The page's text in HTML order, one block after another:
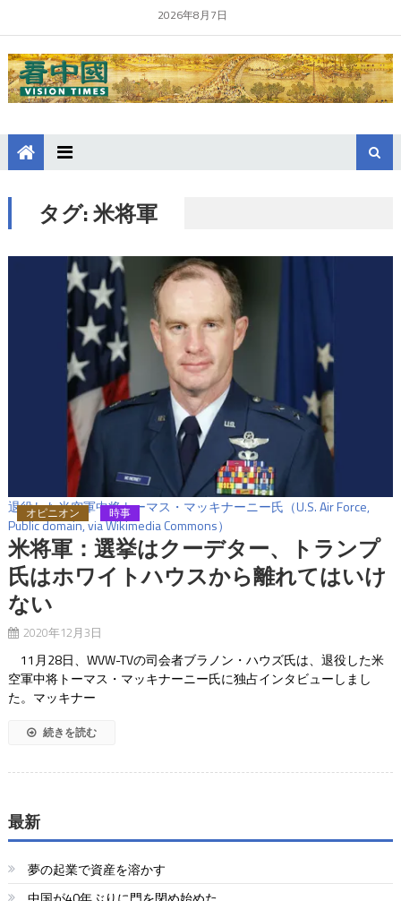
2026年8月7日
タグ:米将軍
退役した米空軍中将トーマス・マッキナーニー氏（U.S. Air Force,
Public domain, via Wikimedia Commons）
オピニオン 時事
米将軍：選挙はクーデター、トランプ
氏はホワイトハウスから離れてはいけ
ない
2020年12月3日
11月28日、WVW-TVの司会者ブラノン・ハウズ氏は、退役した米
空軍中将トーマス・マッキナーニー氏に独占インタビューしまし
た。マッキナー
続きを読む
最新
夢の起業で資産を溶かす